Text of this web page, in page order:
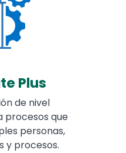
Plus
de nivel
procesos que
personas,
y procesos.